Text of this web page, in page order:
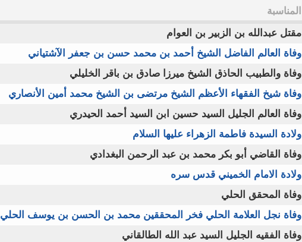
المناسبة
مقتل عبدالله بن الزبير بن العوام
وفاة العالم الفاضل الشيخ أحمد بن محمد حسن بن جعفر الآشتياني
وفاة والطبيب الحاذق الشيخ ميرزا صادق بن باقر الخليلي
وفاة شيخ الفقهاء الأعظم الشيخ مرتضى بن الشيخ محمد أمين الأنصاري
وفاة العالم الجليل السيد حسين ابن السيد أحمد الحيدري
ولادة السيدة فاطمة الزهراء عليها السلام
وفاة القاضي أبو بكر محمد بن عبد الرحمن البغدادي
ولادة الامام الخميني قدس سره
وفاة المحقق الحلي
وفاة نجل العلامة الحلي فخر المحققين محمد بن الحسن بن يوسف الحلي
وفاة الفقيه الجليل السيد عبد الله الطالقاني